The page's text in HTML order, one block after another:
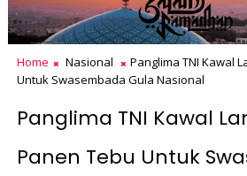
Home Nasional
Panglima TNI Kawal
Untuk Swasembada Gula Nasional
Panglima TNI Kawal
Panen Tebu Untuk